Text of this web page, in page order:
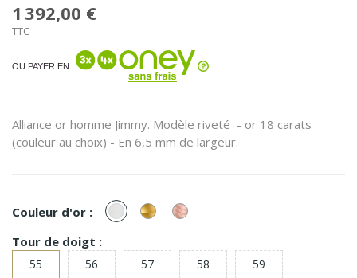
1 392,00 €
TTC
OU PAYER EN
Alliance or homme Jimmy. Modèle riveté - or 18 carats
(couleur au choix) - En 6,5 mm de largeur.
Couleur d'or : or
Blanc
or
Jaune
or
Rose
Tour de doigt :
55 56 57 58
59